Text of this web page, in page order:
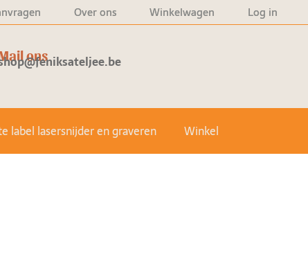
Log in
Winkelwagen
Over ons
ons
label lasersnijder en graveren Winkel